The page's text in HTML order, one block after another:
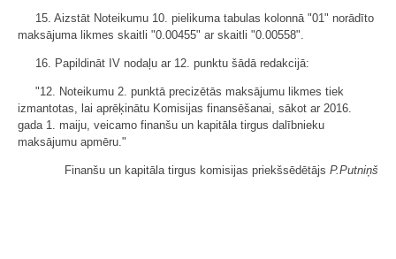
15. Aizstāt Noteikumu 10. pielikuma tabulas kolonnā "01" norādīto
maksājuma likmes skaitli "0.00455" ar skaitli "0.00558".
16. Papildināt IV nodaļu ar 12. punktu šādā redakcijā:
"12. Noteikumu 2. punktā precizētās maksājumu likmes tiek
izmantotas, lai aprēķinātu Komisijas finansēšanai, sākot ar 2016.
gada 1. maiju, veicamo finanšu un kapitāla tirgus dalībnieku
maksājumu apmēru."
Finanšu un kapitāla tirgus komisijas priekšsēdētājs P.Putniņš